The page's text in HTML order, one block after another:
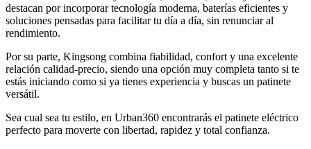
destacan por incorporar tecnología moderna, baterías eficientes y
soluciones pensadas para facilitar tu día a día, sin renunciar al
rendimiento.
Por su parte, Kingsong combina fiabilidad, confort y una excelente
relación calidad-precio, siendo una opción muy completa tanto si te
estás iniciando como si ya tienes experiencia y buscas un patinete
versátil.
Sea cual sea tu estilo, en Urban360 encontrarás el patinete eléctrico
perfecto para moverte con libertad, rapidez y total confianza.